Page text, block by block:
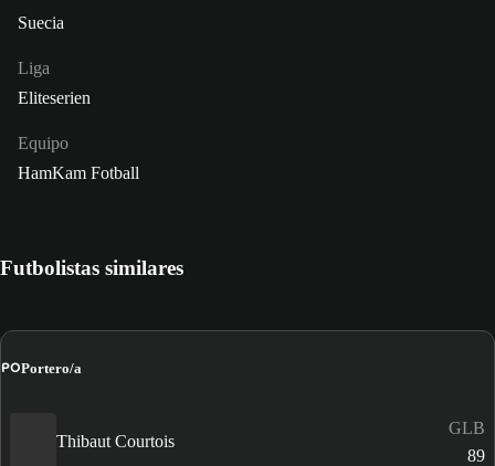
Suecia
Liga
Eliteserien
Equipo
HamKam Fotball
Futbolistas similares
POPortero/a
Thibaut Courtois
GLB
89